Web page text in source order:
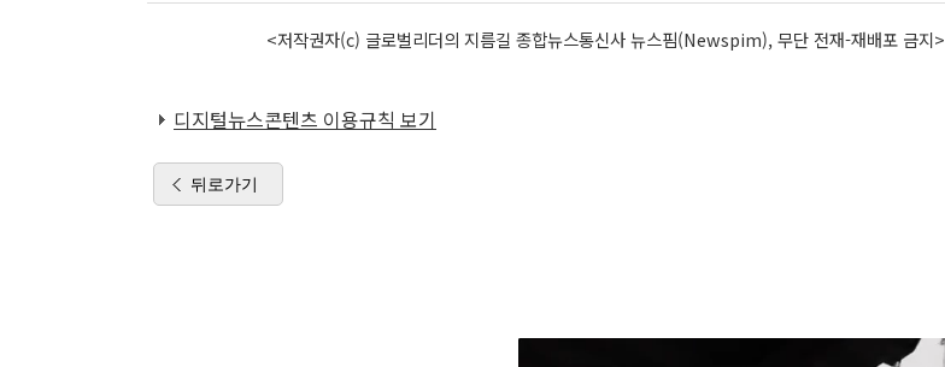
<저작권자(c) 글로벌리더의 지름길 종합뉴스통신사 뉴스핌(Newspim), 무단 전재-재배포 금지>
디지털뉴스콘텐츠 이용규칙 보기
뒤로가기